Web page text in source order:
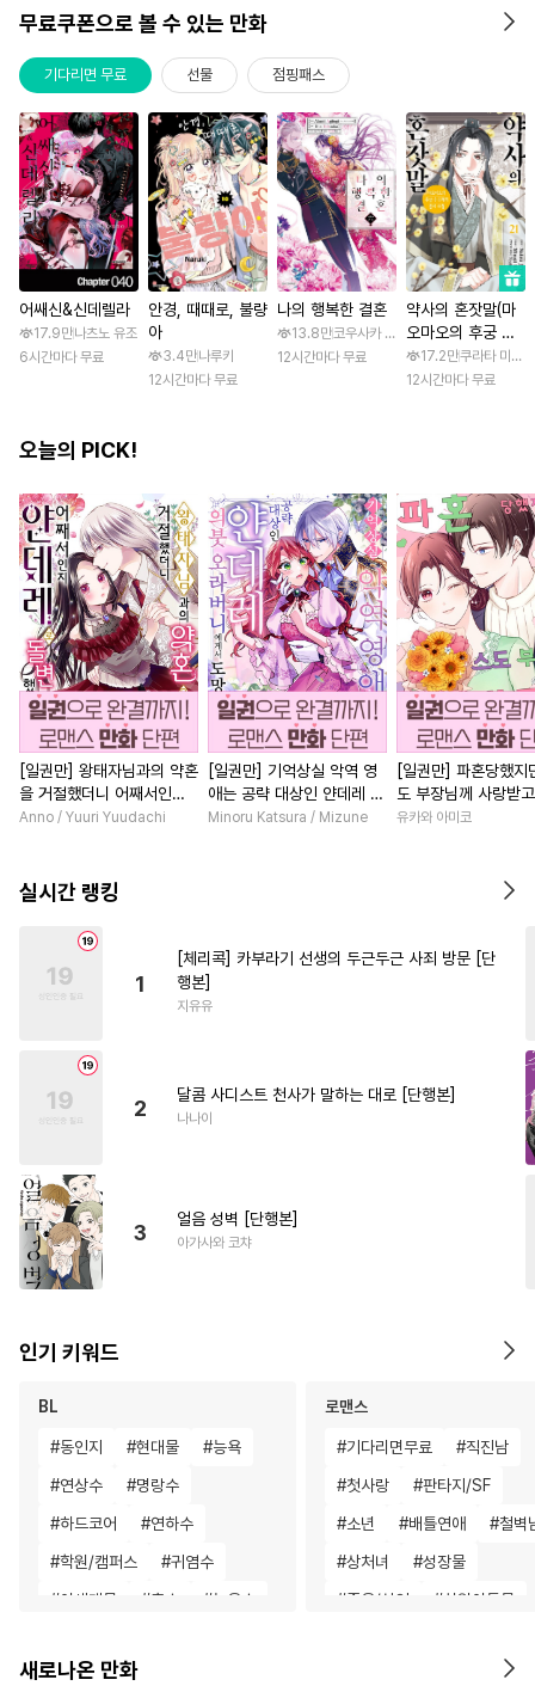
무료쿠폰으로 볼 수 있는 만화
기다리면 무료 선물 점핑패스
어쌔신&신데렐라
17.9만나츠노 유조
6시간마다 무료
안경, 때때로, 불량
아
3.4만나루키
12시간마다 무료
나의 행복한 결혼
13.8만코우사카 리토 / 아기토기 아쿠미
12시간마다 무료
약사의 혼잣말(마
오마오의 후궁 수
수께끼 풀이수첩)
17.2만쿠라타 미노
12시간마다 무료
오늘의 PICK!
[일권만] 왕태자님과의 약혼
을 거절했더니 어째서인지
얀데레로 돌변했습니다 [단
Anno / Yuuri Yuudachi
[일권만] 기억상실 악역 영
애는 공략 대상인 얀데레 의
붓 오라버니에게서 도망칠
Minoru Katsura / Mizune
[일권만] 파혼당했지
도 부장님께 사랑받
니다 [단행본]
유카와 아미코
실시간 랭킹
1
[체리콕] 카부라기 선생의 두근두근 사죄 방문 [단
행본]
지유유
2
달콤 사디스트 천사가 말하는 대로 [단행본]
나나이
3
얼음 성벽 [단행본]
아가사와 코챠
인기 키워드
BL
#동인지 #현대물 #능욕
#연상수 #명랑수
#하드코어 #연하수
#학원/캠퍼스 #귀염수
#이세계물 #촉수 #능욕수
#벤츠공 #재벌공
로맨스
#기다리면무료 #직진남
#첫사랑 #판타지/SF
#소년 #배틀연애 #철벽
#상처녀 #성장물
#죽음/살인 #차원이동물
재벌
새로나온 만화